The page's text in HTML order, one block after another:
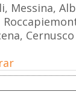
Messina,